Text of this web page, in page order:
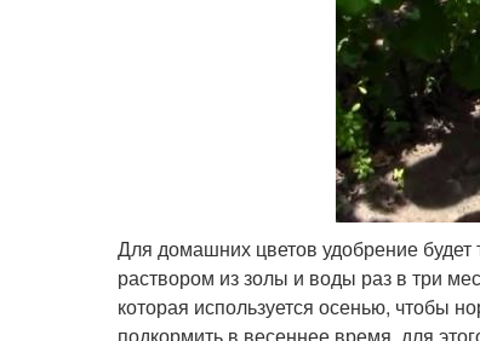
Для домашних цветов удобрение
раствором из золы и воды раз в три
которая используется осенью, чтобы